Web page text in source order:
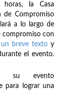
la Casa
de Compromiso
a lo largo de
compromiso con
breve textoy
el evento.
su evento
para lograr una